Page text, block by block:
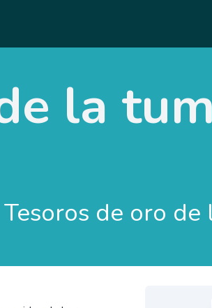
la
Tesoros de oro